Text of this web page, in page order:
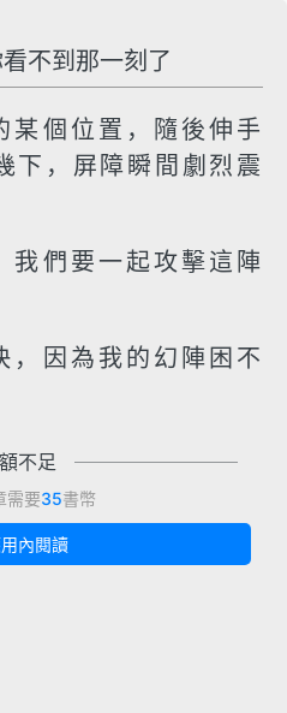
不到那一刻了
某個位置，隨後伸手
下，屏障瞬間劇烈震
我們要一起攻擊這陣
，因為我的幻陣困不
不足
需要35書幣
內閱讀